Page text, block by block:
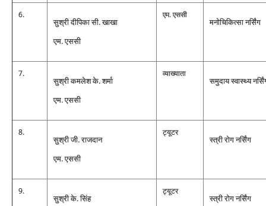
6.
सुश्री दीपिका सी. खाखा
एम. एससी
एम. एससी
मनोचिकित्‍सा नर्सिंग
7.
सुश्री कमलेश के. शर्मा
एम. एससी
व्‍याख्‍याता
समुदाय स्‍वास्‍थ्‍य
8.
सुश्री जी. राजदान
एम. एससी
ट्यूटर
स्‍त्री रोग नर्सिंग
9.
सुश्री के. सिंह
ट्यूटर
स्‍त्री रोग नर्सिंग